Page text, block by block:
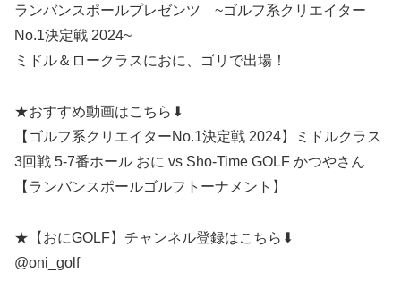
ランバンスポールプレゼンツ ~ゴルフ系クリエイター
No.1決定戦 2024~
ミドル＆ロークラスにおに、ゴリで出場！
★おすすめ動画はこちら⬇︎
【ゴルフ系クリエイターNo.1決定戦 2024】ミドルクラス
3回戦 5-7番ホール おに vs Sho-Time GOLF かつやさん
【ランバンスポールゴルフトーナメント】
★【おにGOLF】チャンネル登録はこちら⬇︎
@oni_golf